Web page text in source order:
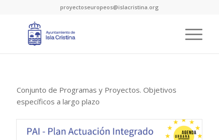
proyectoseuropeos@islacristina.org
Conjunto de Programas y Proyectos. Objetivos
específicos a largo plazo